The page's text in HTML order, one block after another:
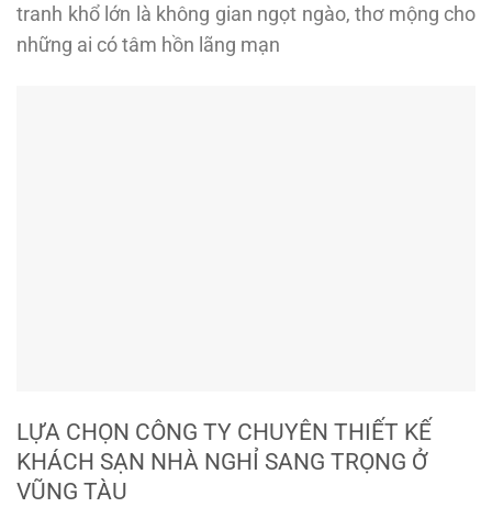
tranh khổ lớn là không gian ngọt ngào, thơ mộng cho
những ai có tâm hồn lãng mạn
LỰA CHỌN CÔNG TY CHUYÊN THIẾT KẾ
KHÁCH SẠN NHÀ NGHỈ SANG TRỌNG Ở
VŨNG TÀU